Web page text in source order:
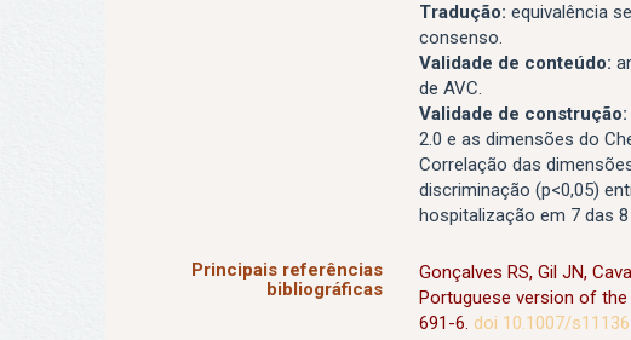
Tradução: equivalência
consenso.
Validade de conteúdo:
de AVC.
Validade de construção:
2.0 e as dimensões do
Correlação das
discriminação (p<0,05)
hospitalização em 7 das
Principais referências
bibliográficas
Gonçalves RS, Gil JN,
Portuguese version of the
691-6. doi 10.1007/